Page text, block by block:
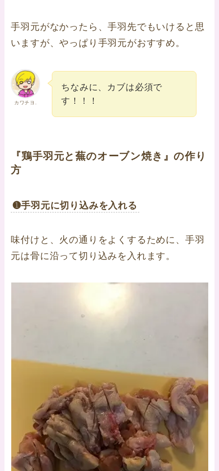
手羽元がなかったら、手羽先でもいけると思
いますが、やっぱり手羽元がおすすめ。
カワチヨ.
ちなみに、カブは必須で
す！！！
『鶏手羽元と蕪のオーブン焼き』の作り
方
➊手羽元に切り込みを入れる
味付けと、火の通りをよくするために、手羽
元は骨に沿って切り込みを入れます。